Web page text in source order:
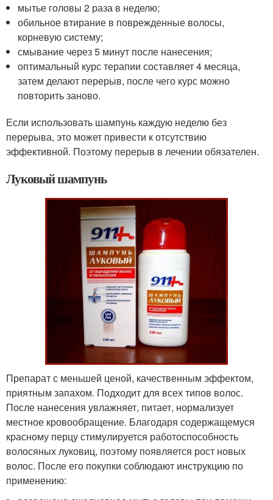
мытье головы 2 раза в неделю;
обильное втирание в поврежденные волосы,
корневую систему;
смывание через 5 минут после нанесения;
оптимальный курс терапии составляет 4 месяца,
затем делают перерыв, после чего курс можно
повторить заново.
Если использовать шампунь каждую неделю без
перерыва, это может привести к отсутствию
эффективной. Поэтому перерыв в лечении обязателен.
Луковый шампунь
Препарат с меньшей ценой, качественным эффектом,
приятным запахом. Подходит для всех типов волос.
После нанесения увлажняет, питает, нормализует
местное кровообращение. Благодаря содержащемуся
красному перцу стимулируется работоспособность
волосяных луковиц, поэтому появляется рост новых
волос. После его покупки соблюдают инструкцию по
применению: